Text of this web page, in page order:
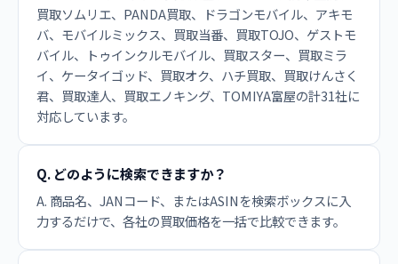
買取ソムリエ、PANDA買取、ドラゴンモバイル、アキモ
バ、モバイルミックス、買取当番、買取TOJO、ゲストモ
バイル、トゥインクルモバイル、買取スター、買取ミラ
イ、ケータイゴッド、買取オク、ハチ買取、買取けんさく
君、買取達人、買取エノキング、TOMIYA富屋の計31社に
対応しています。
Q. どのように検索できますか？
A. 商品名、JANコード、またはASINを検索ボックスに入
力するだけで、各社の買取価格を一括で比較できます。